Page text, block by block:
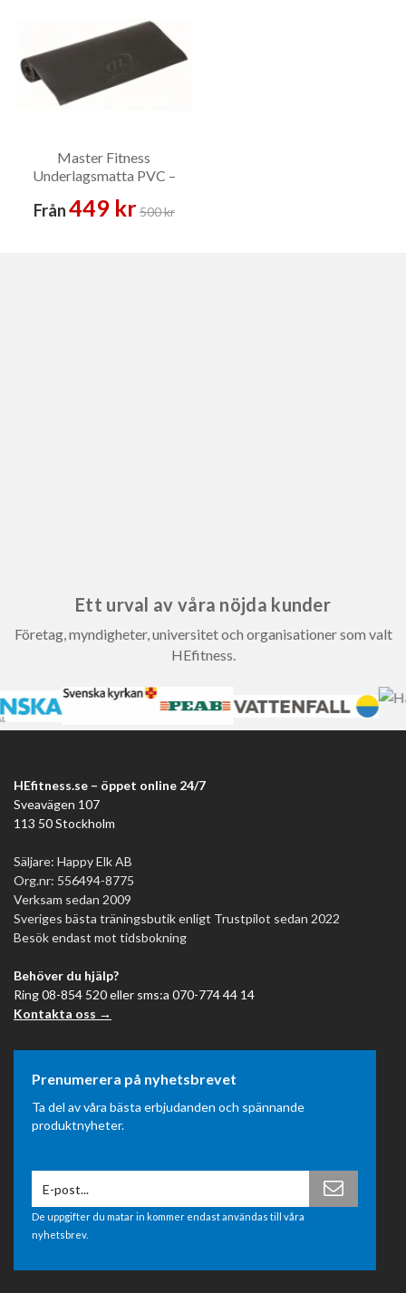
Master Fitness
Underlagsmatta PVC –
Från449 kr500 kr
Ett urval av våra nöjda kunder
Företag, myndigheter, universitet och organisationer som valt
HEfitness.
HEfitness.se – öppet online 24/7
Sveavägen 107
113 50 Stockholm
Säljare: Happy Elk AB
Org.nr: 556494-8775
Verksam sedan 2009
Sveriges bästa träningsbutik enligt Trustpilot sedan 2022
Besök endast mot tidsbokning
Behöver du hjälp?
Ring 08-854 520 eller sms:a 070-774 44 14
Kontakta oss →
Prenumerera på nyhetsbrevet
Ta del av våra bästa erbjudanden och spännande
produktnyheter.
De uppgifter du matar in kommer endast användas till våra
nyhetsbrev.